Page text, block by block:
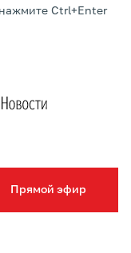
Прямой эфир
Ctrl+Enter